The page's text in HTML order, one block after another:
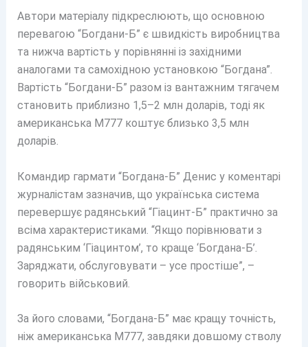
Автори матеріалу підкреслюють, що основною
перевагою “Богдани-Б” є швидкість виробництва
та нижча вартість у порівнянні із західними
аналогами та самохідною установкою “Богдана”.
Вартість “Богдани-Б” разом із вантажним тягачем
становить приблизно 1,5–2 млн доларів, тоді як
американська М777 коштує близько 3,5 млн
доларів.
Командир гармати “Богдана-Б” Денис у коментарі
журналістам зазначив, що українська система
перевершує радянський “Гіацинт-Б” практично за
всіма характеристиками. “Якщо порівнювати з
радянським ‘Гіацинтом’, то краще ‘Богдана-Б’.
Заряджати, обслуговувати – усе простіше”, –
говорить військовий.
За його словами, “Богдана-Б” має кращу точність,
ніж американська М777, завдяки довшому стволу